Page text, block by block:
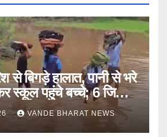
से बिगड़े हालात, पानी से भरे
कर स्कूल पहुंचे बच्चे; 6 जिलों में
अलर्टVANDE BHARAT NEWS